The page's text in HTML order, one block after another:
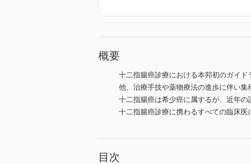
概要
十二指腸癌診療における本邦初のガイ
他、治療手技や薬物療法の進歩に伴い集
十二指腸癌は希少癌に属するが、近年
十二指腸癌診療に携わるすべての臨床医
目次